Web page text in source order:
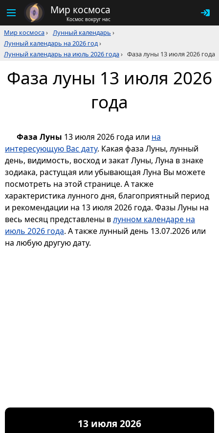
Мир космоса
Космос вокруг нас
Мир космоса› Лунный календарь ›
Лунный календарь на 2026 год›
Лунный календарь на июль 2026 года› Фаза луны 13 июля 2026 года
Фаза луны 13 июля 2026
года
Фаза Луны 13 июля 2026 года или на
интересующую Вас дату. Какая фаза Луны, лунный
день, видимость, восход и закат Луны, Луна в знаке
зодиака, растущая или убывающая Луна Вы можете
посмотреть на этой странице. А также
характеристика лунного дня, благоприятный период
и рекомендации на 13 июля 2026 года. Фазы Луны на
весь месяц представлены влунном календаре на
июль 2026 года. А также лунный день 13.07.2026 или
на любую другую дату.
13 июля 2026